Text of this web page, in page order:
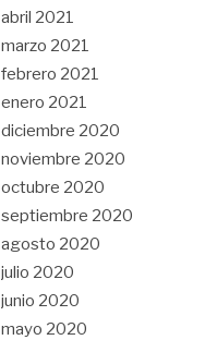
abril 2021
marzo 2021
febrero 2021
enero 2021
diciembre 2020
noviembre 2020
octubre 2020
septiembre 2020
agosto 2020
julio 2020
junio 2020
mayo 2020